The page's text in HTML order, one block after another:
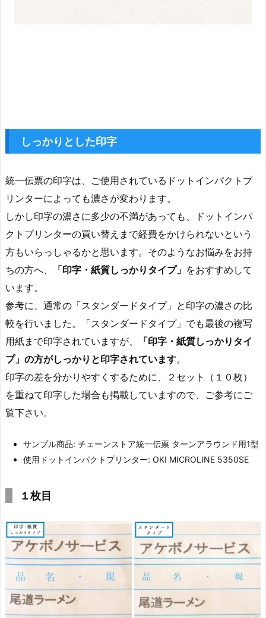
しっかりとした印字
統一伝票の印字は、ご使用されているドットインパクトプ
リンターによっても濃さが変わります。
しかし印字の濃さに多少の不満があっても、ドットインパ
クトプリンターの買い替えまで経費をかけられないという
方もいらっしゃるかと思います。そのようなお悩みをお持
ちの方へ、
「印字・紙質しっかりタイプ」 をおすすめして
います。
参考に、通常の「スタンダードタイプ」と印字の濃さの比
較を行いました。「スタンダードタイプ」でも最後の複写
用紙まで印字されていますが、
「印字・紙質しっかりタイ
プ」の方がしっかりと印字されています。
印字の差を分かりやすくするために、２セット（１０枚）
を重ねて印字した場合も掲載していますので、ご参考にご
覧下さい。
サンプル商品: チェーンストア統一伝票 ターンアラウンド用1型
使用ドットインパクトプリンター: OKI MICROLINE 5350SE
１枚目